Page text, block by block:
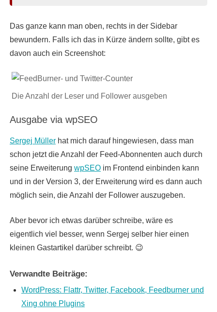
Das ganze kann man oben, rechts in der Sidebar
bewundern. Falls ich das in Kürze ändern sollte, gibt es
davon auch ein Screenshot:
Die Anzahl der Leser und Follower ausgeben
Ausgabe via wpSEO
Sergej Müller hat mich darauf hingewiesen, dass man
schon jetzt die Anzahl der Feed-Abonnenten auch durch
seine Erweiterung wpSEO im Frontend einbinden kann
und in der Version 3, der Erweiterung wird es dann auch
möglich sein, die Anzahl der Follower auszugeben.
Aber bevor ich etwas darüber schreibe, wäre es
eigentlich viel besser, wenn Sergej selber hier einen
kleinen Gastartikel darüber schreibt. 😉
Verwandte Beiträge:
WordPress: Flattr, Twitter, Facebook, Feedburner und
Xing ohne Plugins